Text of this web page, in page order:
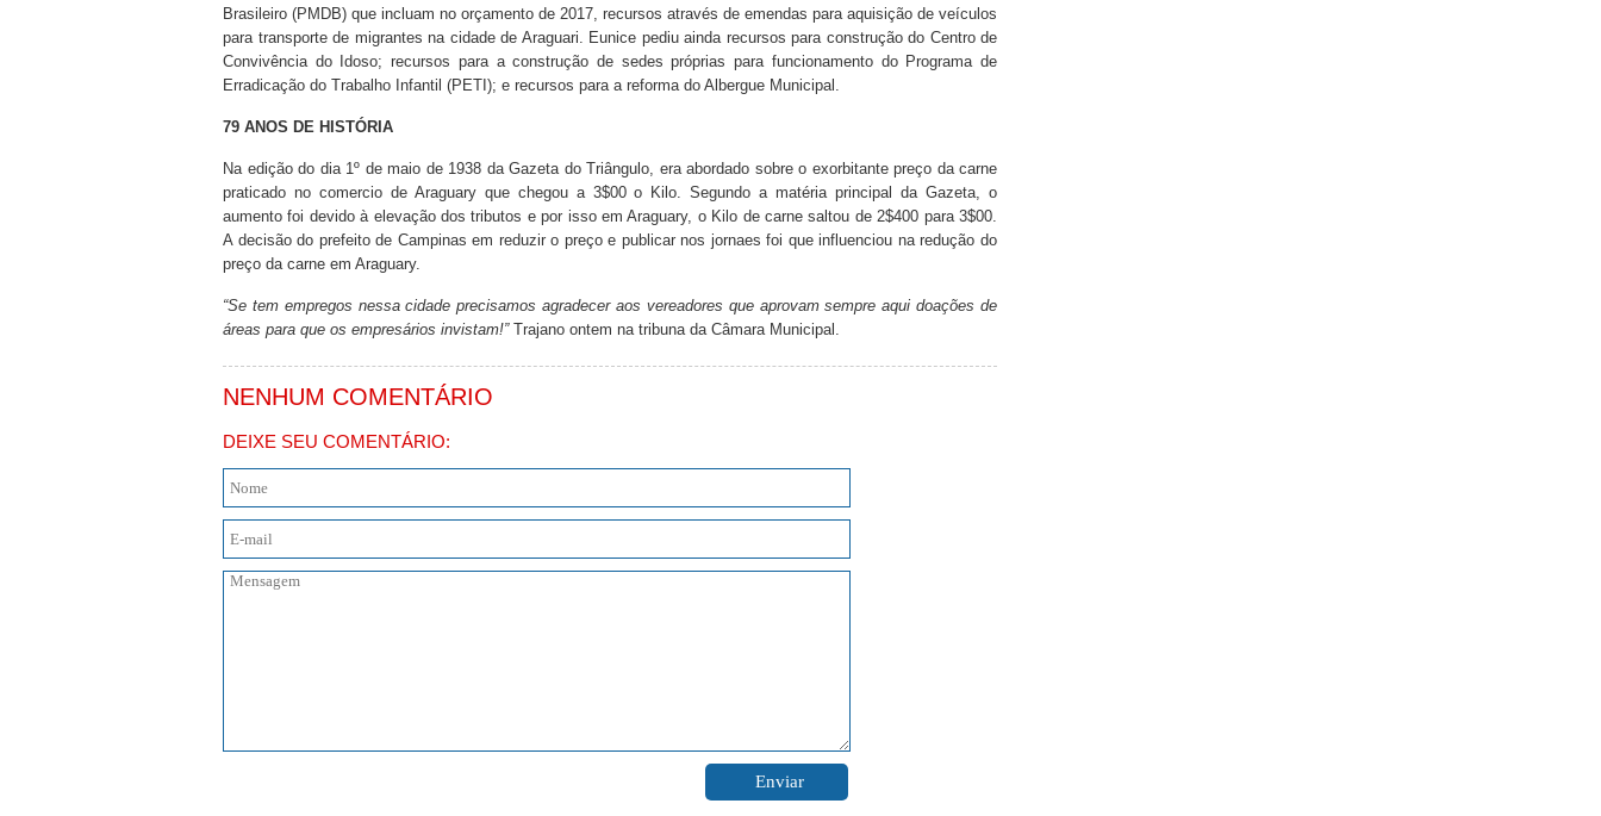
Brasileiro (PMDB) que incluam no orçamento de 2017, recursos através de emendas para aquisição de veículos
para transporte de migrantes na cidade de Araguari. Eunice pediu ainda recursos para construção do Centro de
Convivência do Idoso; recursos para a construção de sedes próprias para funcionamento do Programa de
Erradicação do Trabalho Infantil (PETI); e recursos para a reforma do Albergue Municipal.
79 ANOS DE HISTÓRIA
Na edição do dia 1º de maio de 1938 da Gazeta do Triângulo, era abordado sobre o exorbitante preço da carne
praticado no comercio de Araguary que chegou a 3$00 o Kilo. Segundo a matéria principal da Gazeta, o
aumento foi devido à elevação dos tributos e por isso em Araguary, o Kilo de carne saltou de 2$400 para 3$00.
A decisão do prefeito de Campinas em reduzir o preço e publicar nos jornaes foi que influenciou na redução do
preço da carne em Araguary.
“Se tem empregos nessa cidade precisamos agradecer aos vereadores que aprovam sempre aqui doações de
áreas para que os empresários invistam!” Trajano ontem na tribuna da Câmara Municipal.
NENHUM COMENTÁRIO
DEIXE SEU COMENTÁRIO: